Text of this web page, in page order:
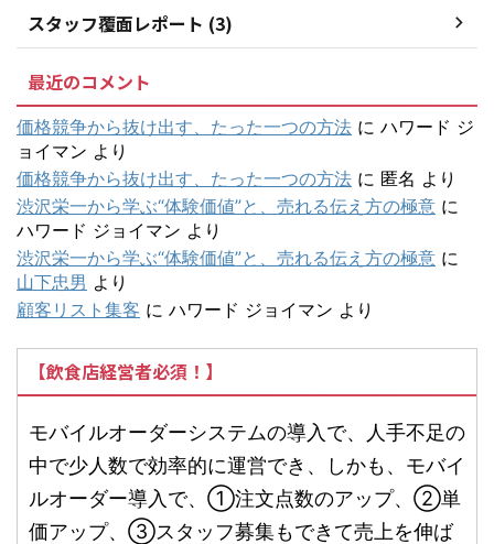
スタッフ覆面レポート (3)
最近のコメント
価格競争から抜け出す、たった一つの方法 に ハワード ジ
ョイマン より
価格競争から抜け出す、たった一つの方法 に 匿名 より
渋沢栄一から学ぶ“体験価値”と、売れる伝え方の極意 に
ハワード ジョイマン より
渋沢栄一から学ぶ“体験価値”と、売れる伝え方の極意 に
山下忠男 より
顧客リスト集客 に ハワード ジョイマン より
【飲食店経営者必須！】
モバイルオーダーシステムの導入で、人手不足の
中で少人数で効率的に運営でき、しかも、モバイ
ルオーダー導入で、①注文点数のアップ、②単
価アップ、③スタッフ募集もできて売上を伸ば